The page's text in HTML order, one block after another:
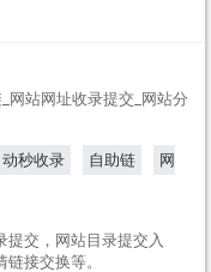
网站网址收录提交_网站分
动秒收录 自助链 网
提交，网站目录提交入
接交换等。